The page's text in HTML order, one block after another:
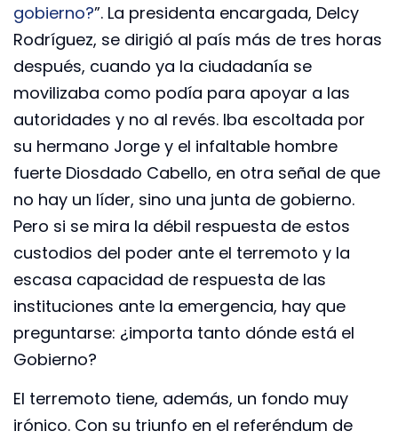
gobierno?”. La presidenta encargada, Delcy
Rodríguez, se dirigió al país más de tres horas
después, cuando ya la ciudadanía se
movilizaba como podía para apoyar a las
autoridades y no al revés. Iba escoltada por
su hermano Jorge y el infaltable hombre
fuerte Diosdado Cabello, en otra señal de que
no hay un líder, sino una junta de gobierno.
Pero si se mira la débil respuesta de estos
custodios del poder ante el terremoto y la
escasa capacidad de respuesta de las
instituciones ante la emergencia, hay que
preguntarse: ¿importa tanto dónde está el
Gobierno?
El terremoto tiene, además, un fondo muy
irónico. Con su triunfo en el referéndum de